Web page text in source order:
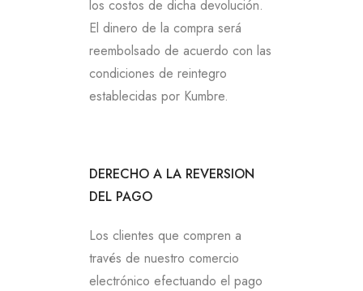
los costos de dicha devolución.
El dinero de la compra será
reembolsado de acuerdo con las
condiciones de reintegro
establecidas por Kumbre.
DERECHO A LA REVERSION
DEL PAGO
Los clientes que compren a
través de nuestro comercio
electrónico efectuando el pago